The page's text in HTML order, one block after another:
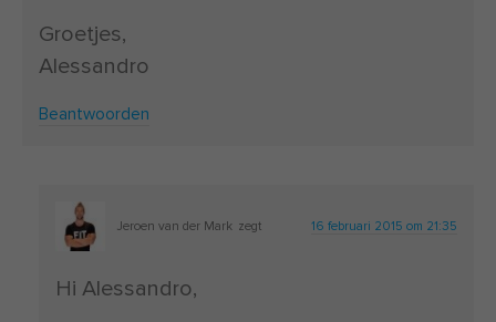
Groetjes,
Alessandro
Beantwoorden
Jeroen van der Mark zegt 16 februari 2015 om 21:35
Hi Alessandro,